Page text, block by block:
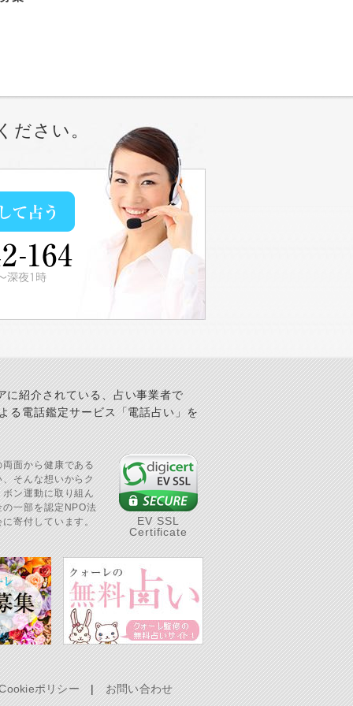
ださい。
に紹介されている、占い事業者で
る電話鑑定サービス「電話占い」を
面から健康である
そんな想いからク
ン運動に取り組ん
一部を認定NPO法
寄付しています。
EV SSL
Certificate
ポリシー | お問い合わせ